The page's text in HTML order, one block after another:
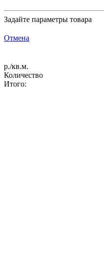
Задайте параметры товара
Отмена
р./кв.м.
Количество
Итого: